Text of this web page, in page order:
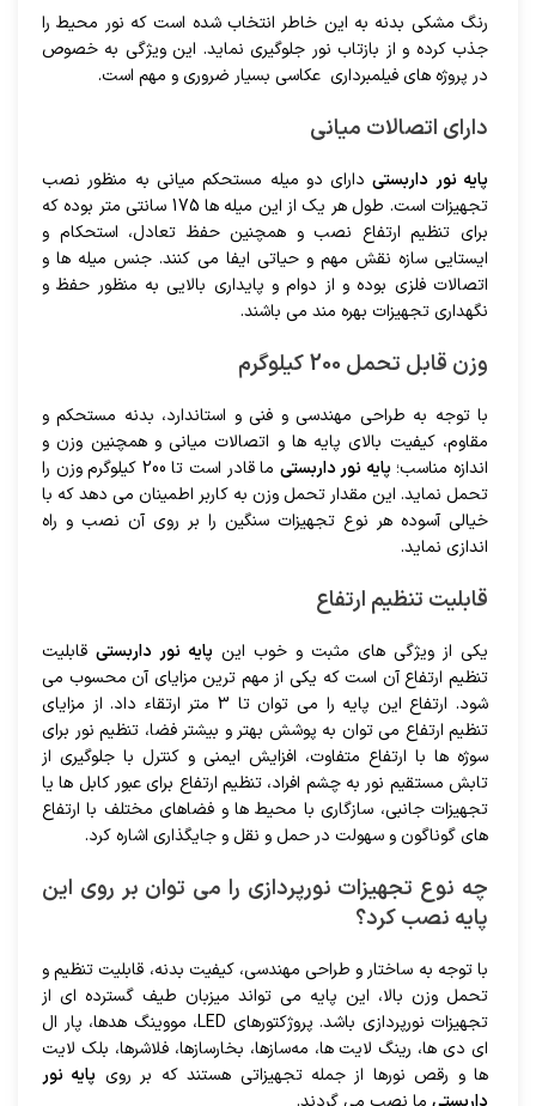
رنگ مشکی بدنه به این خاطر انتخاب شده است که نور محیط را
جذب کرده و از بازتاب نور جلوگیری نماید. این ویژگی به خصوص
در پروژه های فیلمبرداری عکاسی بسیار ضروری و مهم است.
دارای اتصالات میانی
پایه نور داربستیدارای دو میله مستحکم میانی به منظور نصب
تجهیزات است. طول هر یک از این میله ها 175 سانتی متر بوده که
برای تنظیم ارتفاع نصب و همچنین حفظ تعادل، استحکام و
ایستایی سازه نقش مهم و حیاتی ایفا می کنند. جنس میله ها و
اتصالات فلزی بوده و از دوام و پایداری بالایی به منظور حفظ و
نگهداری تجهیزات بهره مند می باشند.
وزن قابل تحمل 200 کیلوگرم
با توجه به طراحی مهندسی و فنی و استاندارد، بدنه مستحکم و
مقاوم، کیفیت بالای پایه ها و اتصالات میانی و همچنین وزن و
اندازه مناسب؛ پایه نور داربستی
ما قادر است تا 200 کیلوگرم وزن را
تحمل نماید. این مقدار تحمل وزن به کاربر اطمینان می دهد که با
خیالی آسوده هر نوع تجهیزات سنگین را بر روی آن نصب و راه
اندازی نماید.
قابلیت تنظیم ارتفاع
یکی از ویژگی های مثبت و خوب این پایه نور داربستی قابلیت
تنظیم ارتفاع آن است که یکی از مهم ترین مزایای آن محسوب می
شود. ارتفاع این پایه را می توان تا 3 متر ارتقاء داد. از مزایای
تنظیم ارتفاع می توان به پوشش بهتر و بیشتر فضا، تنظیم نور برای
سوژه ها با ارتفاع متفاوت، افزایش ایمنی و کنترل با جلوگیری از
تابش مستقیم نور به چشم افراد، تنظیم ارتفاع برای عبور کابل ها یا
تجهیزات جانبی، سازگاری با محیط ها و فضاهای مختلف با ارتفاع
های گوناگون و سهولت در حمل و نقل و جایگذاری اشاره کرد.
چه نوع تجهیزات نورپردازی را می توان بر روی این
پایه نصب کرد؟
با توجه به ساختار و طراحی مهندسی، کیفیت بدنه، قابلیت تنظیم و
تحمل وزن بالا، این پایه می تواند میزبان طیف گسترده ای از
تجهیزات نورپردازی باشد. پروژکتورهای LED، مووینگ هدها، پار ال
ای دی ها، رینگ لایت ها، مه‌سازها، بخارسازها، فلاشرها، بلک لایت
ها و رقص نورها از جمله تجهیزاتی هستند که بر روی پایه نور